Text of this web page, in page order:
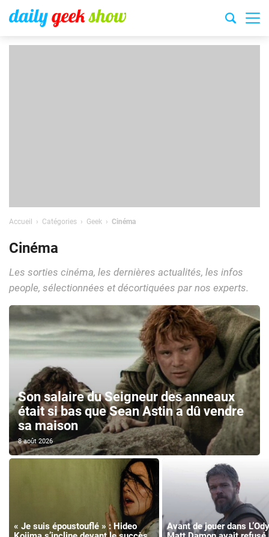
Accueil Catégories Geek Cinéma
Cinéma
Les sorties cinéma, les dernières actualités, les infos
people, sélectionnées et décortiquées par nos experts.
Son salaire du Seigneur des anneaux
était si bas que Sean Astin a dû vendre
sa maison
8 août 2026
« Je suis époustouflé » : Hideo
Avant de jouer dans